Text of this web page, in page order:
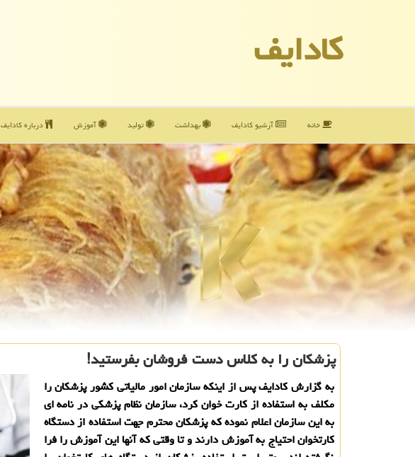
كادایف
خانه آرشیو كادایف بهداشت تولید آموزش درباره كادایف
پزشكان را به كلاس دست فروشان بفرستید!
به گزارش كادایف پس از اینكه سازمان امور مالیاتی كشور پزشكان را
مكلف به استفاده از كارت خوان كرد، سازمان نظام پزشكی در نامه ای
به این سازمان اعلام نموده كه پزشكان محترم جهت استفاده از دستگاه
كارتخوان احتیاج به آموزش دارند و تا وقتی كه آنها این آموزش را فرا